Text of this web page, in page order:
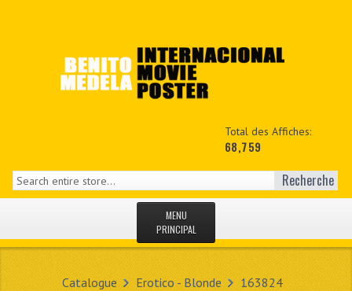
Total des Affiches:
68,759
Recherche
MENU
PRINCIPAL
Catalogue Erotico - Blonde 163824